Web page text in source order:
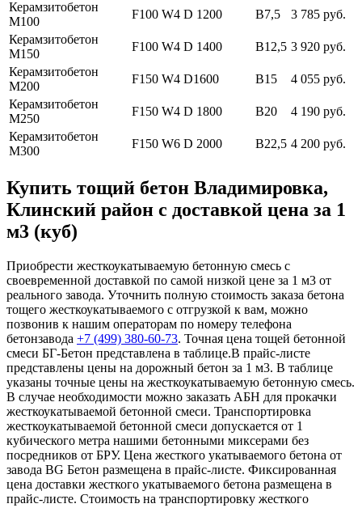
Керамзитобетон
М100
F100 W4 D 1200 В7,5
3 785 руб.
Керамзитобетон
М150
F100 W4 D 1400 В12,5 3 920 руб.
Керамзитобетон
М200
F150 W4 D1600 В15
4 055 руб.
Керамзитобетон
М250
F150 W4 D 1800 В20
4 190 руб.
Керамзитобетон
М300
F150 W6 D 2000 В22,5 4 200 руб.
Купить тощий бетон Владимировка,
Клинский район с доставкой цена за 1
м3 (куб)
Приобрести жесткоукатываемую бетонную смесь с
своевременной доставкой по самой низкой цене за 1 м3 от
реального завода. Уточнить полную стоимость заказа бетона
тощего жесткоукатываемого с отгрузкой к вам, можно
позвонив к нашим операторам по номеру телефона
бетонзавода +7 (499) 380-60-73. Точная цена тощей бетонной
смеси БГ-Бетон представлена в таблице.В прайс-листе
представлены цены на дорожный бетон за 1 м3. В таблице
указаны точные цены на жесткоукатываемую бетонную смесь.
В случае необходимости можно заказать АБН для прокачки
жесткоукатываемой бетонной смеси. Транспортировка
жесткоукатываемой бетонной смеси допускается от 1
кубического метра нашими бетонными миксерами без
посредников от БРУ. Цена жесткого укатываемого бетона от
завода BG Бетон размещена в прайс-листе. Фиксированная
цена доставки жесткого укатываемого бетона размещена в
прайс-листе. Стоимость на транспортировку жесткого